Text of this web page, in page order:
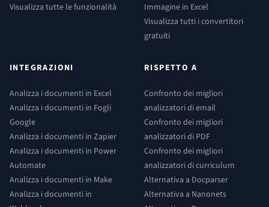
Visualizza tutte le funzionalità
Immagine in Excel
Visualizza tutti i convertitori
gratuiti
INTEGRAZIONI
Analizza i documenti in Excel
Analizza i documenti in Fogli
Google
Analizza i documenti in Zapier
Analizza i documenti in Power
Automate
Analizza i documenti in Make
Analizza i documenti in
RISPETTO A
Confronto dei migliori
analizzatori di email
Confronto dei migliori
analizzatori di PDF
Confronto dei migliori
analizzatori di curriculum
Alternativa a Docparser
Alternativa a Nanonets